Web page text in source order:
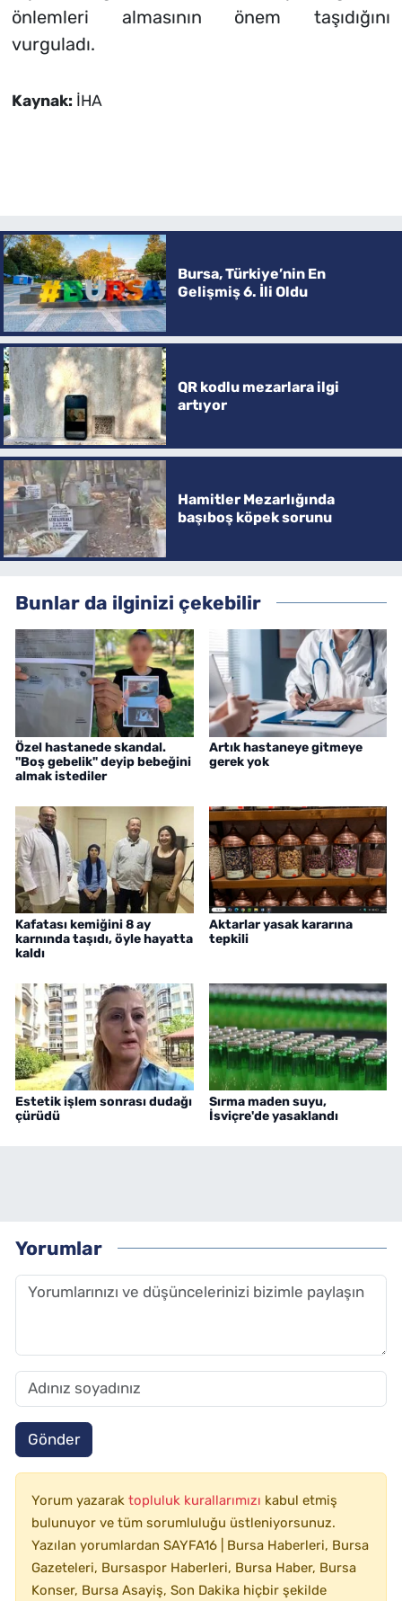
önlemleri almasının önem taşıdığını
vurguladı.
Kaynak: İHA
Bursa, Türkiye’nin En
Gelişmiş 6. İli Oldu
QR kodlu mezarlara ilgi
artıyor
Hamitler Mezarlığında
başıboş köpek sorunu
Bunlar da ilginizi çekebilir
Özel hastanede skandal.
"Boş gebelik" deyip bebeğini
almak istediler
Artık hastaneye gitmeye
gerek yok
Kafatası kemiğini 8 ay
karnında taşıdı, öyle hayatta
kaldı
Aktarlar yasak kararına
tepkili
Estetik işlem sonrası dudağı
çürüdü
Sırma maden suyu,
İsviçre'de yasaklandı
Yorumlar
Gönder
Yorum yazarak topluluk kurallarımızı kabul etmiş
bulunuyor ve tüm sorumluluğu üstleniyorsunuz.
Yazılan yorumlardan SAYFA16 | Bursa Haberleri, Bursa
Gazeteleri, Bursaspor Haberleri, Bursa Haber, Bursa
Konser, Bursa Asayiş, Son Dakika hiçbir şekilde